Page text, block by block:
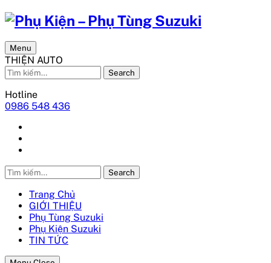
Menu
THIỆN AUTO
Search
Hotline
0986 548 436
Search
Trang Chủ
GIỚI THIỆU
Phụ Tùng Suzuki
Phụ Kiện Suzuki
TIN TỨC